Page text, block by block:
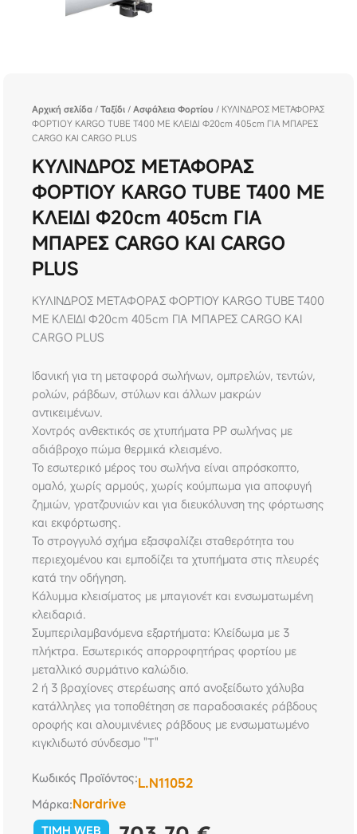
Αρχική σελίδα /Ταξίδι /Ασφάλεια Φορτίου / ΚΥΛΙΝΔΡΟΣ ΜΕΤΑΦΟΡΑΣ
ΦΟΡΤΙΟΥ KARGO TUBE T400 ΜΕ ΚΛΕΙΔΙ Φ20cm 405cm ΓΙΑ ΜΠΑΡΕΣ
CARGO ΚΑΙ CARGO PLUS
ΚΥΛΙΝΔΡΟΣ ΜΕΤΑΦΟΡΑΣ
ΦΟΡΤΙΟΥ KARGO TUBE T400 ΜΕ
ΚΛΕΙΔΙ Φ20cm 405cm ΓΙΑ
ΜΠΑΡΕΣ CARGO ΚΑΙ CARGO
PLUS
ΚΥΛΙΝΔΡΟΣ ΜΕΤΑΦΟΡΑΣ ΦΟΡΤΙΟΥ KARGO TUBE T400
ΜΕ ΚΛΕΙΔΙ Φ20cm 405cm ΓΙΑ ΜΠΑΡΕΣ CARGO ΚΑΙ
CARGO PLUS
Ιδανική για τη μεταφορά σωλήνων, ομπρελών, τεντών,
ρολών, ράβδων, στύλων και άλλων μακρών
αντικειμένων.
Χοντρός ανθεκτικός σε χτυπήματα PP σωλήνας με
αδιάβροχο πώμα θερμικά κλεισμένο.
Το εσωτερικό μέρος του σωλήνα είναι απρόσκοπτο,
ομαλό, χωρίς αρμούς, χωρίς κούμπωμα για αποφυγή
ζημιών, γρατζουνιών και για διευκόλυνση της φόρτωσης
και εκφόρτωσης.
Το στρογγυλό σχήμα εξασφαλίζει σταθερότητα του
περιεχομένου και εμποδίζει τα χτυπήματα στις πλευρές
κατά την οδήγηση.
Κάλυμμα κλεισίματος με μπαγιονέτ και ενσωματωμένη
κλειδαριά.
Συμπεριλαμβανόμενα εξαρτήματα: Κλείδωμα με 3
πλήκτρα. Εσωτερικός απορροφητήρας φορτίου με
μεταλλικό συρμάτινο καλώδιο.
2 ή 3 βραχίονες στερέωσης από ανοξείδωτο χάλυβα
κατάλληλες για τοποθέτηση σε παραδοσιακές ράβδους
οροφής και αλουμινένιες ράβδους με ενσωματωμένο
κιγκλιδωτό σύνδεσμο "T"
Κωδικός Προϊόντος:L.N11052
Μάρκα:Nordrive
TIMH WEB